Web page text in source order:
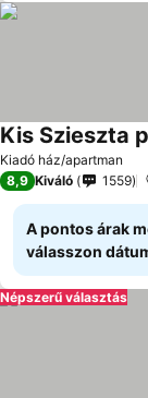
Kiadó ház/apartman
Kis Szieszta
8,9 Kiváló 1559
A pontos árak
válasszon
Népszerű választás